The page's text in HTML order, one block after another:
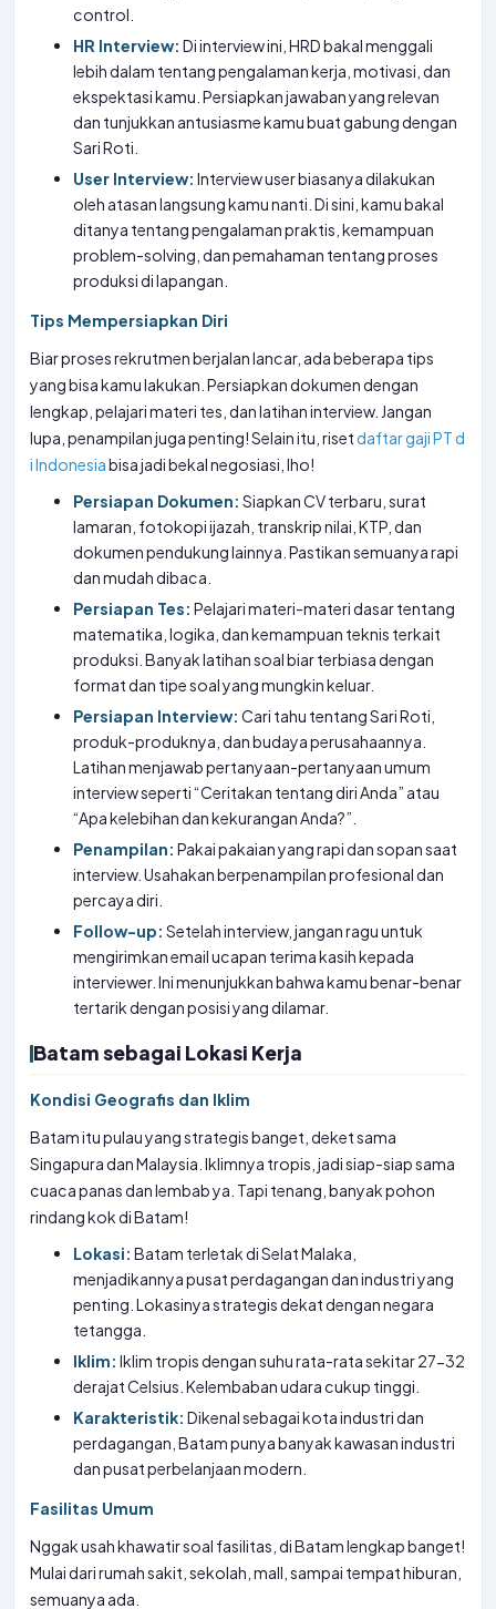
control.
HR Interview: Di interview ini, HRD bakal menggali
lebih dalam tentang pengalaman kerja, motivasi, dan
ekspektasi kamu. Persiapkan jawaban yang relevan
dan tunjukkan antusiasme kamu buat gabung dengan
Sari Roti.
User Interview: Interview user biasanya dilakukan
oleh atasan langsung kamu nanti. Di sini, kamu bakal
ditanya tentang pengalaman praktis, kemampuan
problem-solving, dan pemahaman tentang proses
produksi di lapangan.
Tips Mempersiapkan Diri
Biar proses rekrutmen berjalan lancar, ada beberapa tips
yang bisa kamu lakukan. Persiapkan dokumen dengan
lengkap, pelajari materi tes, dan latihan interview. Jangan
lupa, penampilan juga penting! Selain itu, riset daftar gaji PT d
i Indonesiabisa jadi bekal negosiasi, lho!
Persiapan Dokumen: Siapkan CV terbaru, surat
lamaran, fotokopi ijazah, transkrip nilai, KTP, dan
dokumen pendukung lainnya. Pastikan semuanya rapi
dan mudah dibaca.
Persiapan Tes: Pelajari materi-materi dasar tentang
matematika, logika, dan kemampuan teknis terkait
produksi. Banyak latihan soal biar terbiasa dengan
format dan tipe soal yang mungkin keluar.
Persiapan Interview: Cari tahu tentang Sari Roti,
produk-produknya, dan budaya perusahaannya.
Latihan menjawab pertanyaan-pertanyaan umum
interview seperti “Ceritakan tentang diri Anda” atau
“Apa kelebihan dan kekurangan Anda?”.
Penampilan: Pakai pakaian yang rapi dan sopan saat
interview. Usahakan berpenampilan profesional dan
percaya diri.
Follow-up: Setelah interview, jangan ragu untuk
mengirimkan email ucapan terima kasih kepada
interviewer. Ini menunjukkan bahwa kamu benar-benar
tertarik dengan posisi yang dilamar.
Batam sebagai Lokasi Kerja
Kondisi Geografis dan Iklim
Batam itu pulau yang strategis banget, deket sama
Singapura dan Malaysia. Iklimnya tropis, jadi siap-siap sama
cuaca panas dan lembab ya. Tapi tenang, banyak pohon
rindang kok di Batam!
Lokasi: Batam terletak di Selat Malaka,
menjadikannya pusat perdagangan dan industri yang
penting. Lokasinya strategis dekat dengan negara
tetangga.
Iklim: Iklim tropis dengan suhu rata-rata sekitar 27-32
derajat Celsius. Kelembaban udara cukup tinggi.
Karakteristik: Dikenal sebagai kota industri dan
perdagangan, Batam punya banyak kawasan industri
dan pusat perbelanjaan modern.
Fasilitas Umum
Nggak usah khawatir soal fasilitas, di Batam lengkap banget!
Mulai dari rumah sakit, sekolah, mall, sampai tempat hiburan,
semuanya ada.